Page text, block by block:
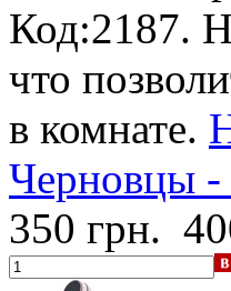
Код:2187.
что
в комнате.
Черновцы -
350 грн.